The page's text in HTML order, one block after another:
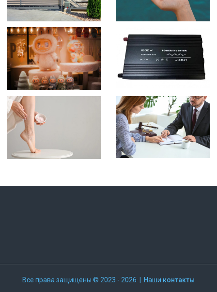
Все права защищены © 2023 - 2026 | Наши контакты